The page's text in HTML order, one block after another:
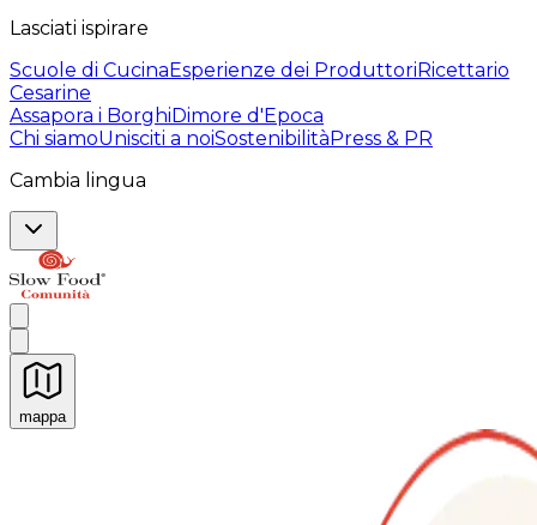
Lasciati ispirare
Scuole di CucinaEsperienze dei ProduttoriRicettario
Cesarine
Assapora i BorghiDimore d'Epoca
Chi siamoUnisciti a noiSostenibilitàPress & PR
Cambia lingua
mappa
Esperienze culinarie indimenticabili: Esperienze